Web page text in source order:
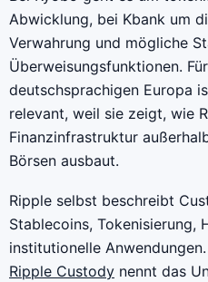
Abwicklung, bei Kbank um
Verwahrung und mögliche
Überweisungsfunktionen.
deutschsprachigen Europa
relevant, weil sie zeigt, wie
Finanzinfrastruktur
Börsen ausbaut.
Ripple selbst beschreibt
Stablecoins, Tokenisierung,
institutionelle
Ripple Custody nennt das